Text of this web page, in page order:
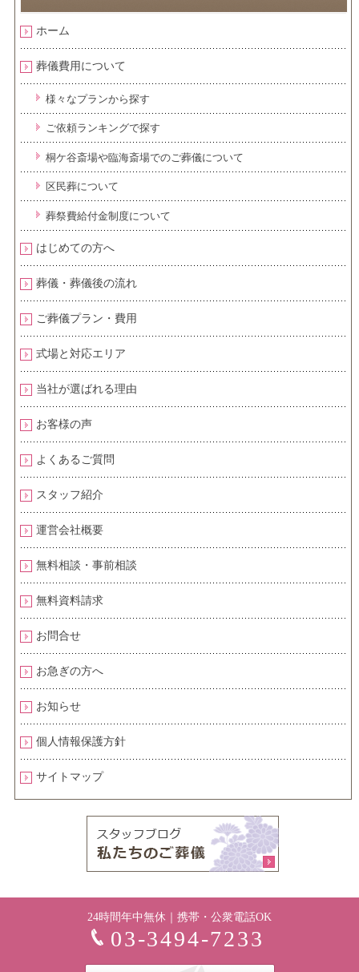
ホーム
葬儀費用について
様々なプランから探す
ご依頼ランキングで探す
桐ケ谷斎場や臨海斎場でのご葬儀について
区民葬について
葬祭費給付金制度について
はじめての方へ
葬儀・葬儀後の流れ
ご葬儀プラン・費用
式場と対応エリア
当社が選ばれる理由
お客様の声
よくあるご質問
スタッフ紹介
運営会社概要
無料相談・事前相談
無料資料請求
お問合せ
お急ぎの方へ
お知らせ
個人情報保護方針
サイトマップ
24時間年中無休｜携帯・公衆電話OK
03-3494-7233